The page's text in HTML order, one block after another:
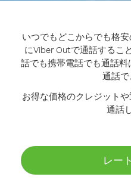
いつでもどこからでも格
にViber Outで通話するこ
話でも携帯電話でも通話料
通話で
お得な価格のクレジット
通話
レー